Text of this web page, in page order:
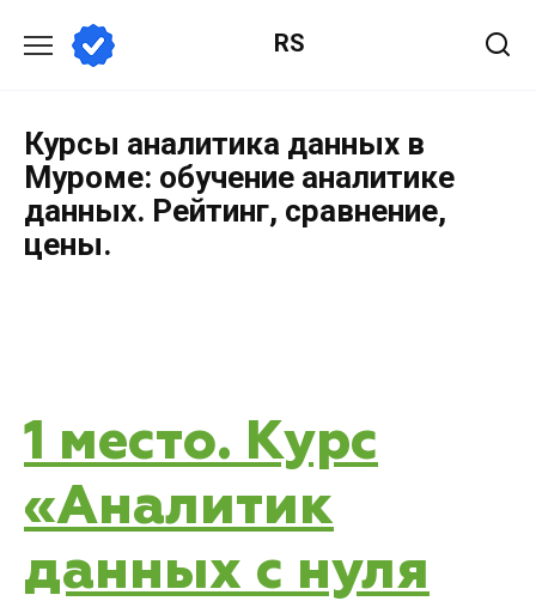
RS
Курсы аналитика данных в
Муроме: обучение аналитике
данных. Рейтинг, сравнение,
цены.
1 место. Курс
«Аналитик
данных с нуля